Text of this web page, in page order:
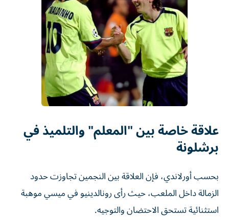
علاقة خاصة بين "المعلم" والتلميذ في
برشلونة
بحسب أورلاندي، فإن العلاقة بين النجمين تجاوزت حدود
الزمالة داخل الملعب، حيث رأى رونالدينيو في ميسي موهبة
استثنائية تستحق الاحتضان والتوجيه.